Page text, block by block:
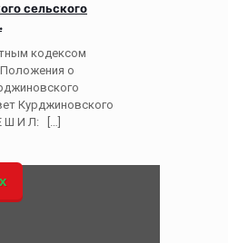
сельского
кодексом
о
Курджиновского
Ш И Л: